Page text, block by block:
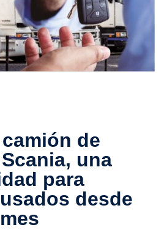
una
para
desde